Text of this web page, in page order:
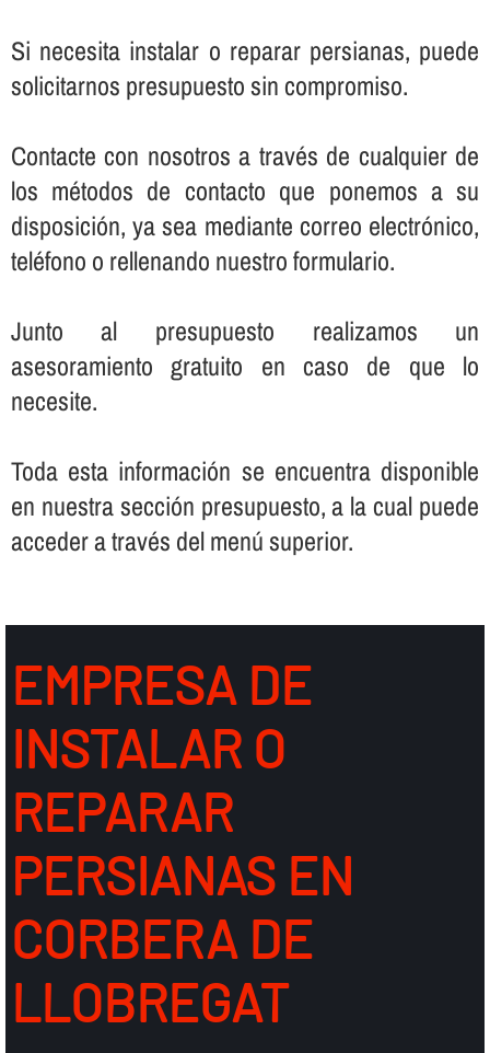
Si necesita instalar o reparar persianas, puede
solicitarnos presupuesto sin compromiso.
Contacte con nosotros a través de cualquier de
los métodos de contacto que ponemos a su
disposición, ya sea mediante correo electrónico,
teléfono o rellenando nuestro formulario.
Junto al presupuesto realizamos un
asesoramiento gratuito en caso de que lo
necesite.
Toda esta información se encuentra disponible
en nuestra sección presupuesto, a la cual puede
acceder a través del menú superior.
EMPRESA DE
INSTALAR O
REPARAR
PERSIANAS EN
CORBERA DE
LLOBREGAT